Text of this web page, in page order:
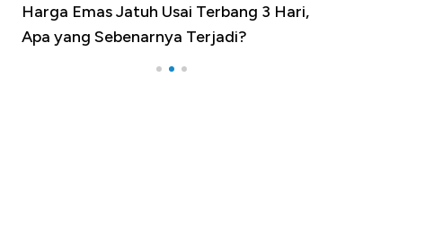
Dominasi China Menggila, Jadi Sumber
Impor 100 Negara